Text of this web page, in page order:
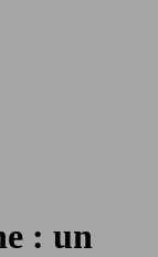
: un